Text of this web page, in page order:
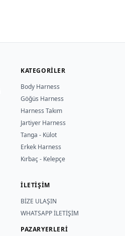
KATEGORILER
Body Harness
Göğüs Harness
Harness Takım
Jartiyer Harness
Tanga - Külot
Erkek Harness
Kırbaç - Kelepçe
İLETİŞİM
BİZE ULAŞIN
WHATSAPP İLETİŞİM
PAZARYERLERİ